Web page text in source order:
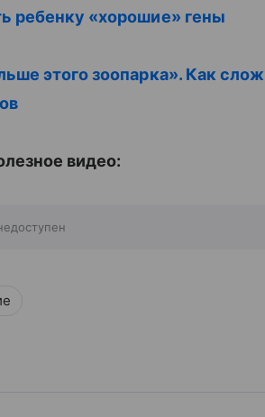
ребенку «хорошие» гены
этого зоопарка». Как
видео: